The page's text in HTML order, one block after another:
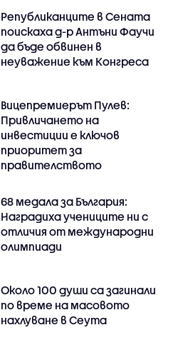
Републиканците в Сената
поискаха д-р Антъни Фаучи
да бъде обвинен в
неуважение към Конгреса
Вицепремиерът Пулев:
Привличането на
инвестиции е ключов
приоритет за
правителството
68 медала за България:
Наградиха учениците ни с
отличия от международни
олимпиади
Около 100 души са загинали
по време на масовото
нахлуване в Сеута